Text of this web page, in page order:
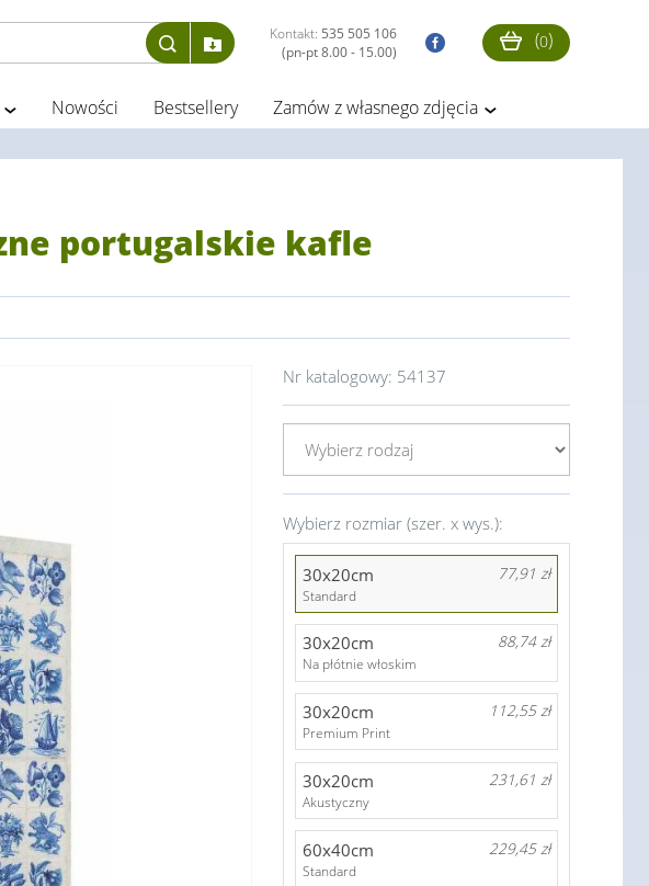
Kontakt: 535 505 106
(pn-pt 8.00 - 15.00)
(0)
Nowości Bestsellery Zamów z własnego zdjęcia
portugalskie kafle
Nr katalogowy: 54137
Wybierz rozmiar (szer. x wys.):
30x20cm 77,91 zł
Standard
30x20cm 88,74 zł
Na płótnie włoskim
30x20cm 112,55 zł
Premium Print
30x20cm 231,61 zł
Akustyczny
60x40cm 229,45 zł
Standard